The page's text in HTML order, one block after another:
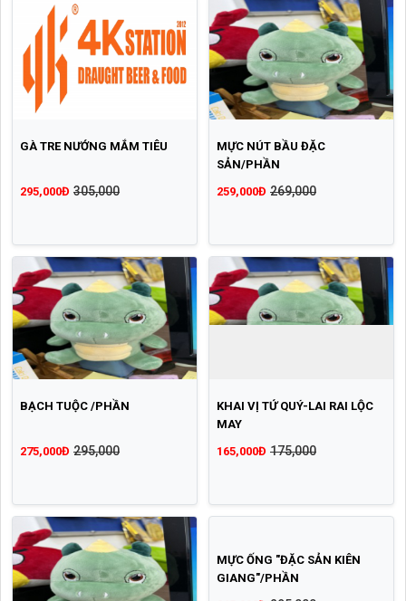
GÀ TRE NƯỚNG MẮM TIÊU
295,000Đ 305,000
MỰC NÚT BẦU ĐẶC
SẢN/PHẦN
259,000Đ 269,000
BẠCH TUỘC /PHẦN
275,000Đ 295,000
KHAI VỊ TỨ QUÝ-LAI RAI LỘC
MAY
165,000Đ 175,000
MỰC ỐNG "ĐẶC SẢN KIÊN
GIANG"/PHẦN